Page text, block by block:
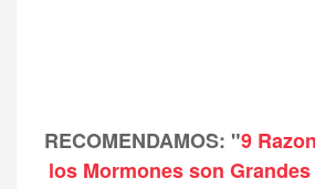
RECOMENDAMOS: "9
los Mormones son